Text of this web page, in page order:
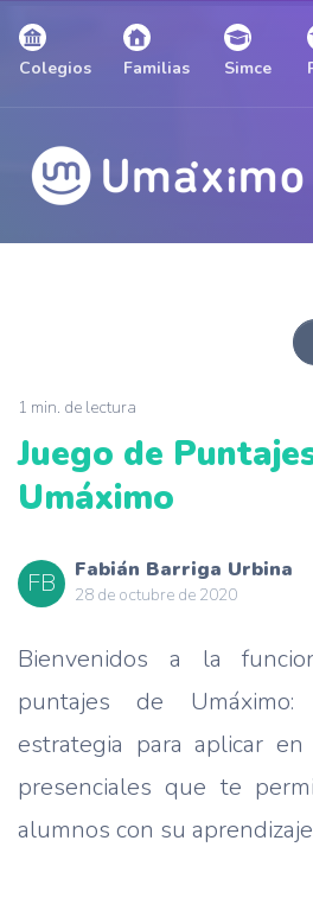
Colegios Familias Simce
1 min. de lectura
Juego de
Umáximo
FB Fabián Barriga Urbina
28 de octubre de 2020
Bienvenidos a la
puntajes de Umáximo:
estrategia para aplicar
presenciales que te
alumnos con su